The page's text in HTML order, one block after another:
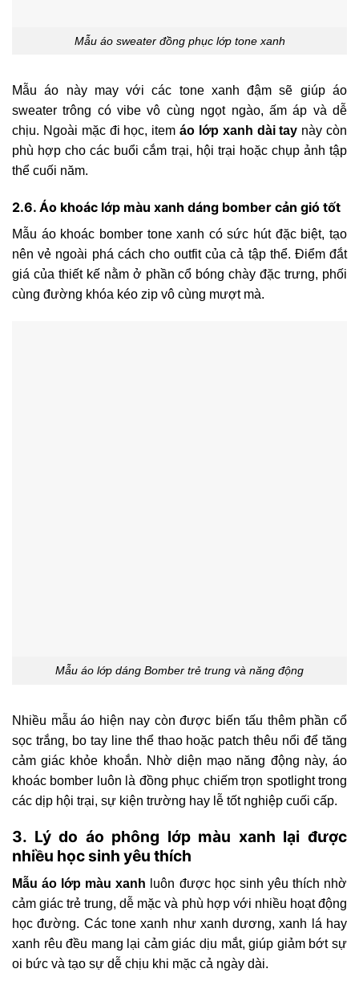
Mẫu áo sweater đồng phục lớp tone xanh
Mẫu áo này may với các tone xanh đậm sẽ giúp áo
sweater trông có vibe vô cùng ngọt ngào, ấm áp và dễ
chịu. Ngoài mặc đi học, item áo lớp xanh dài tay này còn
phù hợp cho các buổi cắm trại, hội trại hoặc chụp ảnh tập
thể cuối năm.
2.6. Áo khoác lớp màu xanh dáng bomber cản gió tốt
Mẫu áo khoác bomber tone xanh có sức hút đặc biệt, tạo
nên vẻ ngoài phá cách cho outfit của cả tập thể. Điểm đắt
giá của thiết kế nằm ở phần cổ bóng chày đặc trưng, phối
cùng đường khóa kéo zip vô cùng mượt mà.
Mẫu áo lớp dáng Bomber trẻ trung và năng động
Nhiều mẫu áo hiện nay còn được biến tấu thêm phần cổ
sọc trắng, bo tay line thể thao hoặc patch thêu nổi để tăng
cảm giác khỏe khoắn. Nhờ diện mạo năng động này, áo
khoác bomber luôn là đồng phục chiếm trọn spotlight trong
các dịp hội trại, sự kiện trường hay lễ tốt nghiệp cuối cấp.
3. Lý do áo phông lớp màu xanh lại được
nhiều học sinh yêu thích
Mẫu áo lớp màu xanh luôn được học sinh yêu thích nhờ
cảm giác trẻ trung, dễ mặc và phù hợp với nhiều hoạt động
học đường. Các tone xanh như xanh dương, xanh lá hay
xanh rêu đều mang lại cảm giác dịu mắt, giúp giảm bớt sự
oi bức và tạo sự dễ chịu khi mặc cả ngày dài.